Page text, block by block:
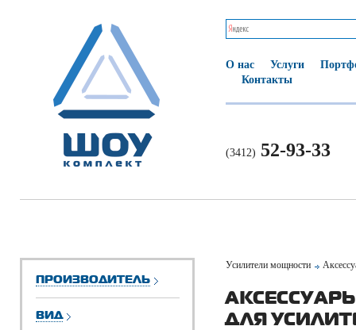
О нас Услуги
Контакты
(3412) 52-93-33
ПРОИЗВОДИТЕЛЬ
ВИД
Усилители мощности
ДЛЯ